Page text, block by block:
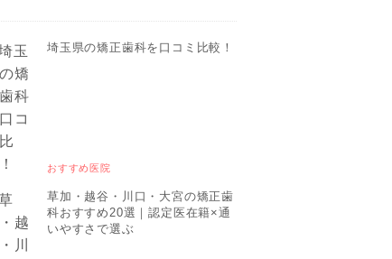
埼玉県の矯正歯科を口コミ比較！
おすすめ医院
草加・越谷・川口・大宮の矯正歯
科おすすめ20選｜認定医在籍×通
いやすさで選ぶ